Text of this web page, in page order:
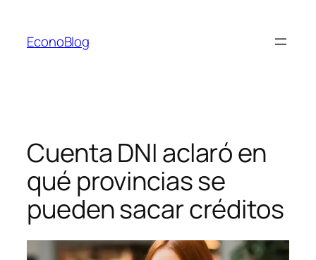
contenido
EconoBlog
Cuenta DNI aclaró en
qué provincias se
pueden sacar créditos